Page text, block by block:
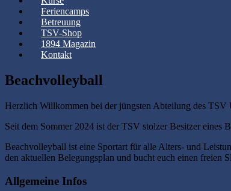
Feriencamps
Betreuung
TSV-Shop
1894 Magazin
Kontakt
Beachvolleyball
Herzlich Willkommen bei der jüngsten Abteilung des TSV
Seit dem Sommer 2024 ist der TSV stolzer Besitzer eines
Beachvolleyball ist eine Sportart für alle Alters- und
den aktuellen Belegungsplan und bucht euch einen freien
Allgemeine Infos